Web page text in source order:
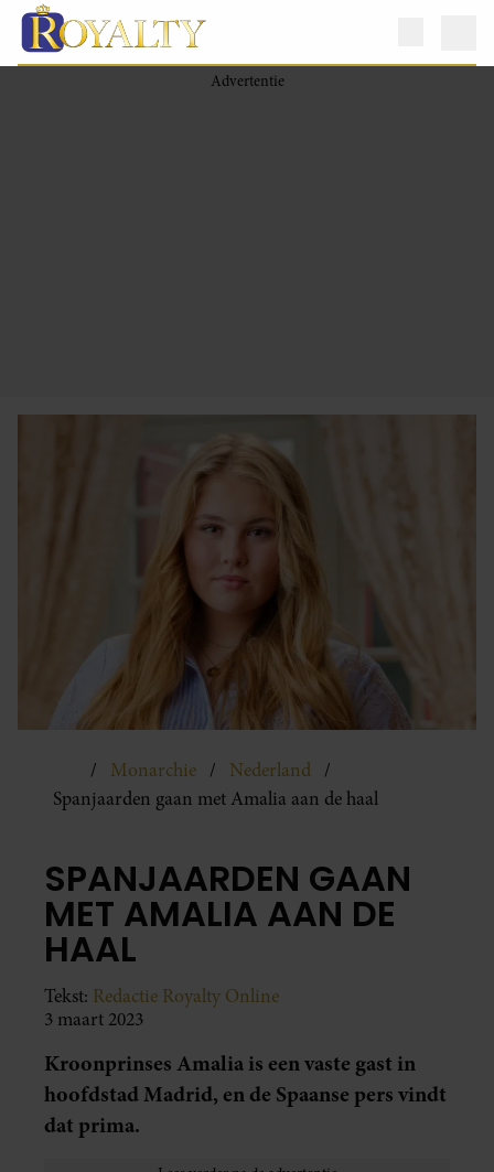
Monarchie
Nederland
Spanjaarden gaan met Amalia aan de haal
SPANJAARDEN GAAN
MET AMALIA AAN DE
HAAL
Tekst: Redactie Royalty Online
3 maart 2023
Kroonprinses Amalia is een vaste gast in
hoofdstad Madrid, en de Spaanse pers vindt
dat prima.